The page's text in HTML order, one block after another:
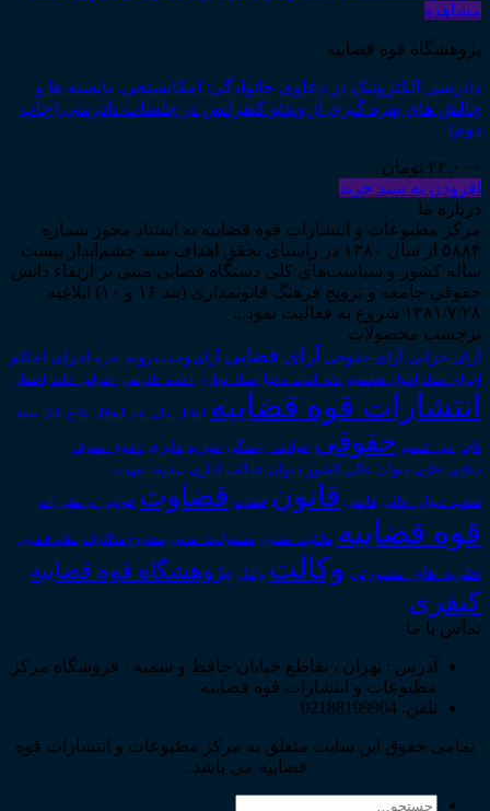
مشاهده
پژوهشگاه قوه قضاییه
دادرسی الکترونیک در دعاوی خانوادگی: امکانسنجی، بایسته ها و
چالش های بهره گیری از ویدئو کنفرانس در جلسات دادرسی (چاپ
دوم)
۲۲,۰۰۰ تومان
افزودن به سبد خرید
درباره ما
مرکز مطبوعات و انتشارات قوه قضاییه به استناد مجوز شماره
۵۸۸۴ از سال ۱۳۸۰ در راستای تحقق اهداف سند چشم‌انداز بیست
ساله کشور و سیاست‌های کلی دستگاه قضایی مبنی بر ارتقاء دانش
حقوقی جامعه و ترویج فرهنگ قانونمداری (بند ۱۶ و ۱۰) ابلاغیه
۱۳۸۱/۷/۲۸ شروع به فعالیت نمود...
برچسب محصولات
آرای جزایی آرای حقوقی آرای قضایی آرای وحدت رویه اجاره اجرای احکام
اجرای اسناد احوال شخصیه ادله_اثبات_دعوا اسناد_تجاری اعاده_دادرسی اعتراض_ثالث اعسار
انتشارات قوه قضاییه انتقال_مال_غیر انحلال_نکاح بانک بیمه
تاجر حق_کسب حقوقی حوادث_رانندگی خلع_ید داوری دعاوی_تصرف
دعاوی_طاری دیوان عالی کشور دیوان عدالت اداری سقوط_تعهدات
شعب_دیوان_عالی قاضی قانون قضات قضاوت قوانین_و_مقررات
قوه قضاییه مالکیت_معنوی مسئولیت_مدنی مشروح مذاکرات نظام قضایی
نظریه_های_مشورتی وکالت وکیل پژوهشگاه قوه قضاییه
کیفری
تماس با ما
آدرس : تهران ، تقاطع خیابان حافظ و سمیه ، فروشگاه مرکز
مطبوعات و انتشارات قوه قضاییه
تلفن: 02188199904
تمامی حقوق این سایت متعلق به مرکز مطبوعات و انتشارات قوه
قضاییه می باشد .
جستجو